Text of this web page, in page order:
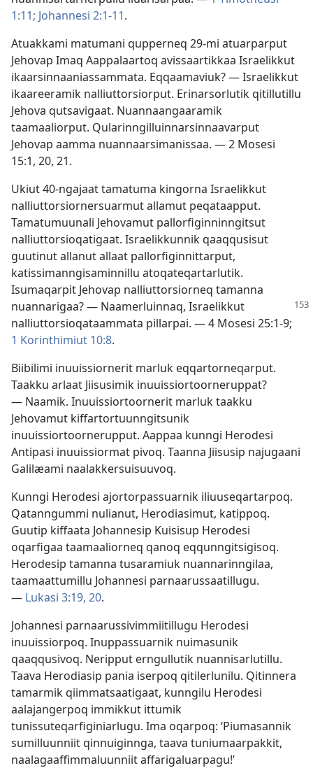
1:11; Johannesi 2:1-11.
Atuakkami matumani qupperneq 29-mi atuarparput
Jehovap Imaq Aappalaartoq avissaartikkaa Israelikkut
ikaarsinnaaniassammata. Eqqaamaviuk? — Israelikkut
ikaareeramik nalliuttorsiorput. Erinarsorlutik qitillutillu
Jehova qutsavigaat. Nuannaangaaramik
taamaaliorput. Qularinngilluinnarsinnaavarput
Jehovap aamma nuannaarsimanissaa. —2 Mosesi
15:1, 20, 21.
Ukiut 40-ngajaat tamatuma kingorna Israelikkut
nalliuttorsiornersuarmut allamut peqataapput.
Tamatumuunali Jehovamut pallorfiginninngitsut
nalliuttorsioqatigaat. Israelikkunnik qaaqqusisut
guutinut allanut allaat pallorfiginnittarput,
katissimanngisaminnillu atoqateqartarlutik.
Isumaqarpit Jehovap nalliuttorsiorneq tamanna
nuannarigaa? — Naamerluinnaq, Israelikkut
nalliuttorsioqataammata pillarpai. —4 Mosesi 25:1-9;
1 Korinthimiut 10:8.
Biibilimi inuuissiornerit marluk eqqartorneqarput.
Taakku arlaat Jiisusimik inuuissiortoorneruppat?
— Naamik. Inuuissiortoornerit marluk taakku
Jehovamut kiffartortuunngitsunik
inuuissiortoornerupput. Aappaa kunngi Herodesi
Antipasi inuuissiormat pivoq. Taanna Jiisusip najugaani
Galilæami naalakkersuisuuvoq.
Kunngi Herodesi ajortorpassuarnik iliuuseqartarpoq.
Qatanngummi nulianut, Herodiasimut, katippoq.
Guutip kiffaata Johannesip Kuisisup Herodesi
oqarfigaa taamaaliorneq qanoq eqqunngitsigisoq.
Herodesip tamanna tusaramiuk nuannarinngilaa,
taamaattumillu Johannesi parnaarussaatillugu.
— Lukasi 3:19, 20.
Johannesi parnaarussivimmiitillugu Herodesi
inuuissiorpoq. Inuppassuarnik nuimasunik
qaaqqusivoq. Neripput erngullutik nuannisarlutillu.
Taava Herodiasip pania iserpoq qitilerlunilu. Qitinnera
tamarmik qiimmatsaatigaat, kunngilu Herodesi
aalajangerpoq immikkut ittumik
tunissuteqarfiginiarlugu. Ima oqarpoq: ‘Piumasannik
sumilluunniit qinnuiginnga, taava tuniumaarpakkit,
naalagaaffimmaluunniit affarigaluarpagu!’